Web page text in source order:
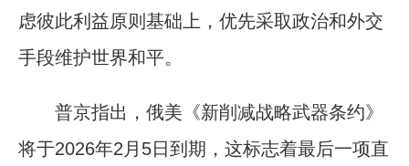
虑彼此利益原则基础上，优先采取政治和外交
手段维护世界和平。
普京指出，俄美《新削减战略武器条约》
将于2026年2月5日到期，这标志着最后一项直